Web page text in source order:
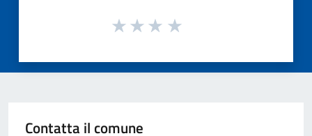
Contatta il comune